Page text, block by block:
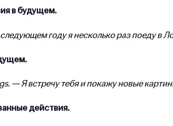
в будущем.
году я несколько раз поеду в
— Я встречу тебя и покажу новые
действия.